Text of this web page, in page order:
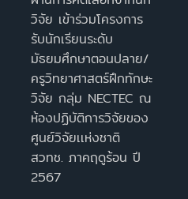
วิจัย เข้าร่วมโครงการ
รับนักเรียนระดับ
มัธยมศึกษาตอนปลาย/
ครูวิทยาศาสตร์ฝึกทักษะ
วิจัย กลุ่ม NECTEC ณ
ห้องปฏิบัติการวิจัยของ
ศูนย์วิจัยเเห่งชาติ
สวทช. ภาคฤดูร้อน ปี
2567